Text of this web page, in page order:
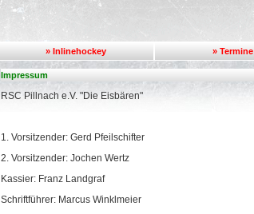
» Inlinehockey » Termine
Impressum
RSC Pillnach e.V. "Die Eisbären"
1. Vorsitzender: Gerd Pfeilschifter
2. Vorsitzender: Jochen Wertz
Kassier: Franz Landgraf
Schriftführer: Marcus Winklmeier